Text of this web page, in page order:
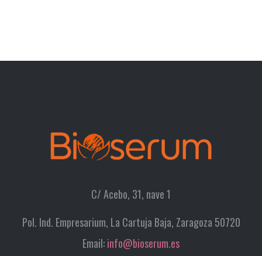
C/ Acebo, 31, nave 1
Pol. Ind. Empresarium, La Cartuja Baja, Zaragoza 50720
Email:info@bioserum.es